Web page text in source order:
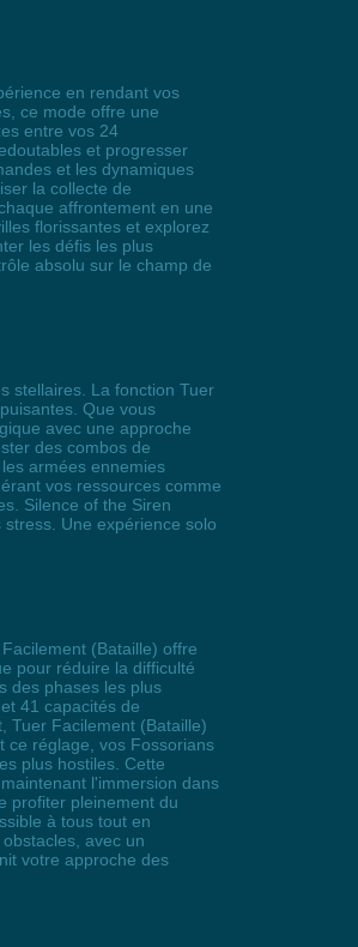
en rendant vos
ce mode offre une
entre vos 24
et progresser
et les dynamiques
la collecte de
affrontement en une
florissantes et explorez
les défis les plus
absolu sur le champ de
stellaires. La fonction Tuer
Que vous
avec une approche
des combos de
armées ennemies
vos ressources comme
Silence of the Siren
Une expérience solo
(Bataille) offre
pour réduire la difficulté
des phases les plus
41 capacités de
Tuer Facilement (Bataille)
ce réglage, vos Fossorians
plus hostiles. Cette
l'immersion dans
profiter pleinement du
à tous tout en
avec un
votre approche des